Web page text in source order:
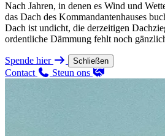
Nach Jahren, in denen es Wind und
das Dach des Kommandantenhauses
Dach ist undicht, die derzeitigen
ordentliche Dämmung fehlt noch
Spende hier Schließen
Contact Steun ons